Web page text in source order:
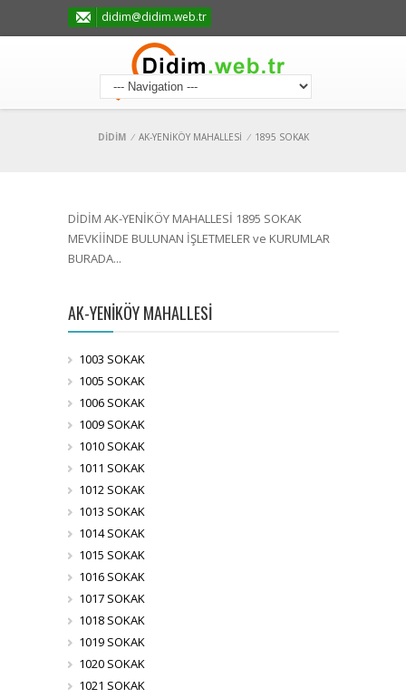
didim@didim.web.tr
DİDİM / AK-YENİKÖY MAHALLESİ / 1895 SOKAK
DİDİM AK-YENİKÖY MAHALLESİ 1895 SOKAK
MEVKİİNDE BULUNAN İŞLETMELER ve KURUMLAR
BURADA...
AK-YENİKÖY MAHALLESİ
1003 SOKAK
1005 SOKAK
1006 SOKAK
1009 SOKAK
1010 SOKAK
1011 SOKAK
1012 SOKAK
1013 SOKAK
1014 SOKAK
1015 SOKAK
1016 SOKAK
1017 SOKAK
1018 SOKAK
1019 SOKAK
1020 SOKAK
1021 SOKAK